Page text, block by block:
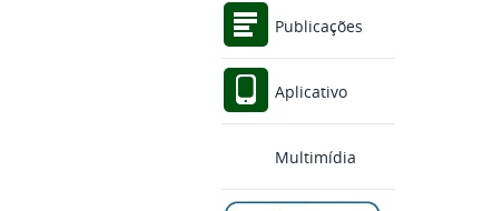
Publicações
Aplicativo
Multimídia